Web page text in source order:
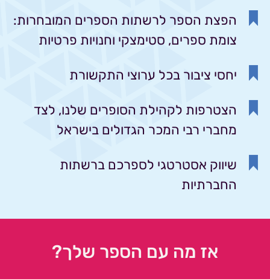
הפצת הספר לרשתות הספרים המובחרות:
צומת ספרים, סטימצקי וחנויות פרטיות
יחסי ציבור בכל ערוצי התקשורת
הצטרפות לקהילת הסופרים שלנו, לצד
מחברי רבי המכר הגדולים בישראל
שיווק אסטרטגי לספרכם ברשתות
החברתיות
אז מה עם הספר שלך?